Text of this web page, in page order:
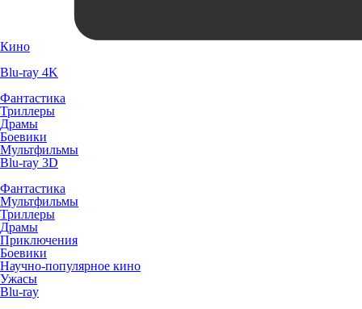
Кино
Blu-ray 4K
Фантастика
Триллеры
Драмы
Боевики
Мультфильмы
Blu-ray 3D
Фантастика
Мультфильмы
Триллеры
Драмы
Приключения
Боевики
Научно-популярное кино
Ужасы
Blu-ray